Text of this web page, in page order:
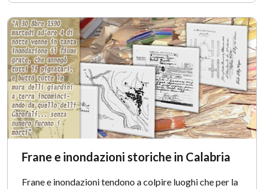
Frane e inondazioni storiche in Calabria
Frane e inondazioni tendono a colpire luoghi che per la